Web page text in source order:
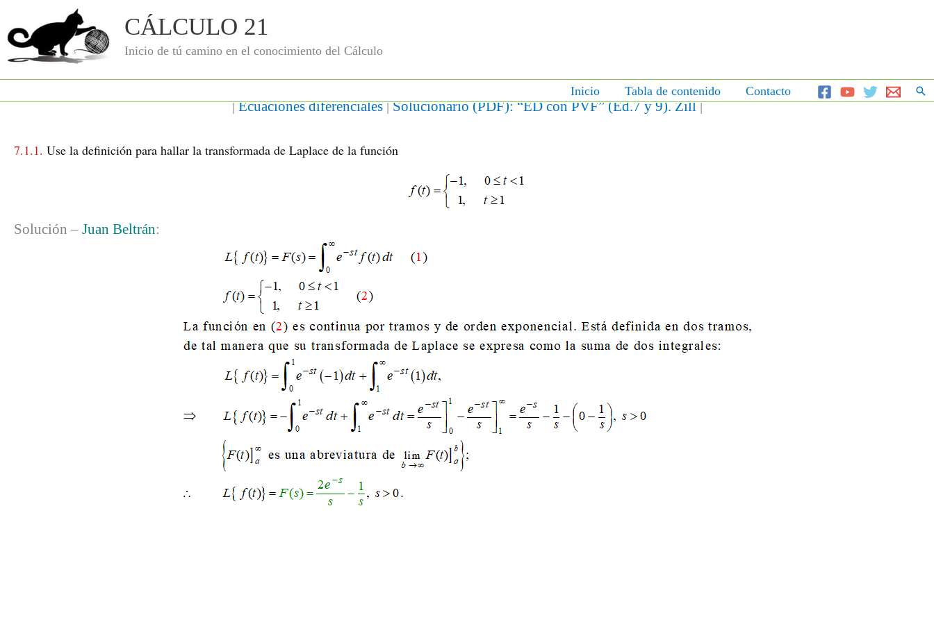
contenido
CÁLCULO 21
Inicio de tú camino en el conocimiento del Cálculo
Inicio Tabla de contenido Contacto Insertar el código HTML aquí.
Deja un comentario / PorJuan Beltran/
|Ecuaciones diferenciales|Solucionario (PDF): “ED con PVF” (Ed.7 y 9). Zill|
7.1.1. Use la definición para hallar la transformada de Laplace de la función
Solución – Juan Beltrán: